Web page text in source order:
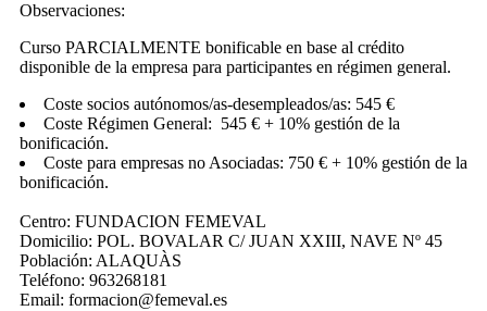
Observaciones:
Curso PARCIALMENTE bonificable en base al crédito
disponible de la empresa para participantes en régimen general.
Coste socios autónomos/as-desempleados/as: 545 €
Coste Régimen General: 545 € + 10% gestión de la
bonificación.
Coste para empresas no Asociadas: 750 € + 10% gestión de la
bonificación.
Centro: FUNDACION FEMEVAL
Domicilio: POL. BOVALAR C/ JUAN XXIII, NAVE Nº 45
Población: ALAQUÀS
Teléfono: 963268181
Email: formacion@femeval.es